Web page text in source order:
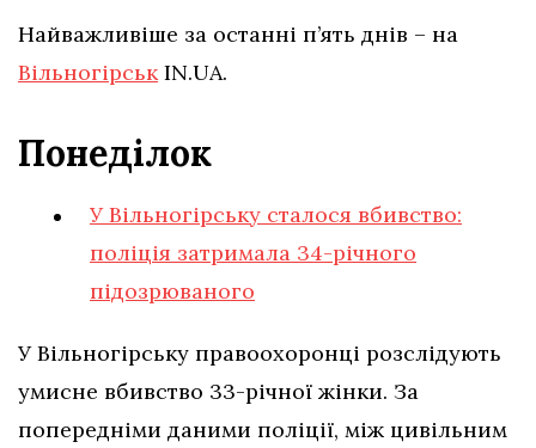
Найважливіше за останні п’ять днів – на
ВільногірськIN.UA.
Понеділок
У Вільногірську сталося вбивство:
поліція затримала 34-річного
підозрюваного
У Вільногірську правоохоронці розслідують
умисне вбивство 33-річної жінки. За
попередніми даними поліції, між цивільним